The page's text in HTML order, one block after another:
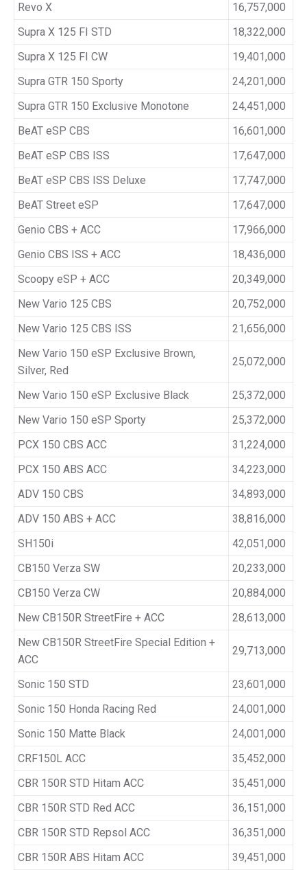
Revo X
16,757,000
Supra X 125 FI STD
18,322,000
Supra X 125 FI CW
19,401,000
Supra GTR 150 Sporty
24,201,000
Supra GTR 150 Exclusive Monotone
24,451,000
BeAT eSP CBS
16,601,000
BeAT eSP CBS ISS
17,647,000
BeAT eSP CBS ISS Deluxe
17,747,000
BeAT Street eSP
17,647,000
Genio CBS + ACC
17,966,000
Genio CBS ISS + ACC
18,436,000
Scoopy eSP + ACC
20,349,000
New Vario 125 CBS
20,752,000
New Vario 125 CBS ISS
21,656,000
New Vario 150 eSP Exclusive Brown,
Silver, Red
25,072,000
New Vario 150 eSP Exclusive Black
25,372,000
New Vario 150 eSP Sporty
25,372,000
PCX 150 CBS ACC
31,224,000
PCX 150 ABS ACC
34,223,000
ADV 150 CBS
34,893,000
ADV 150 ABS + ACC
38,816,000
SH150i
42,051,000
CB150 Verza SW
20,233,000
CB150 Verza CW
20,884,000
New CB150R StreetFire + ACC
28,613,000
New CB150R StreetFire Special Edition +
ACC
29,713,000
Sonic 150 STD
23,601,000
Sonic 150 Honda Racing Red
24,001,000
Sonic 150 Matte Black
24,001,000
CRF150L ACC
35,452,000
CBR 150R STD Hitam ACC
35,451,000
CBR 150R STD Red ACC
36,151,000
CBR 150R STD Repsol ACC
36,351,000
CBR 150R ABS Hitam ACC
39,451,000